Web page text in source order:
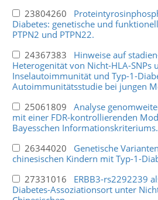
23804260
Diabetes: genetische und
PTPN2 und PTPN22.
24367383 Hinweise auf
Heterogenität von Nicht-HLA-SNPs
Inselautoimmunität und Typ-1-
Autoimmunitätsstudie bei jungen
25061809 Analyse
mit einer FDR-kontrollierenden
Bayesschen Informationskriteriums.
26344020 Genetische
chinesischen Kindern mit Typ-1-
27331016 ERBB3-rs2292239
Diabetes-Assoziationsort unter